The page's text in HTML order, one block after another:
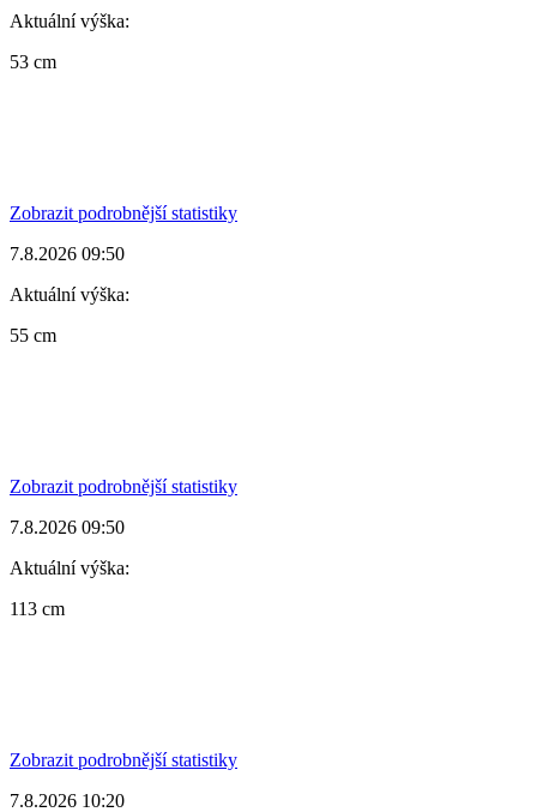
Aktuální výška:
53 cm
Zobrazit podrobnější statistiky
7.8.2026 09:50
Aktuální výška:
55 cm
Zobrazit podrobnější statistiky
7.8.2026 09:50
Aktuální výška:
113 cm
Zobrazit podrobnější statistiky
7.8.2026 10:20